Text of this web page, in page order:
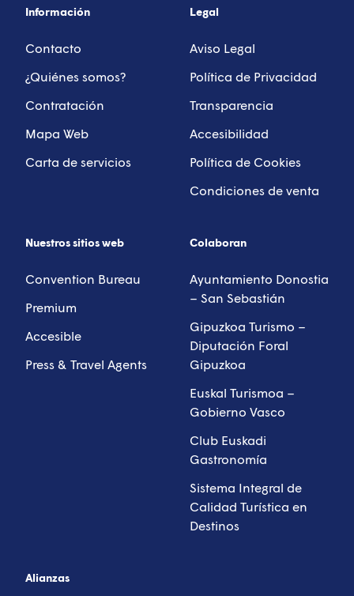
Información
Contacto
¿Quiénes somos?
Contratación
Mapa Web
Carta de servicios
Legal
Aviso Legal
Política de Privacidad
Transparencia
Accesibilidad
Política de Cookies
Condiciones de venta
Nuestros sitios web
Convention Bureau
Premium
Accesible
Press & Travel Agents
Colaboran
Ayuntamiento Donostia
– San Sebastián
Gipuzkoa Turismo –
Diputación Foral
Gipuzkoa
Euskal Turismoa –
Gobierno Vasco
Club Euskadi
Gastronomía
Sistema Integral de
Calidad Turística en
Destinos
Alianzas